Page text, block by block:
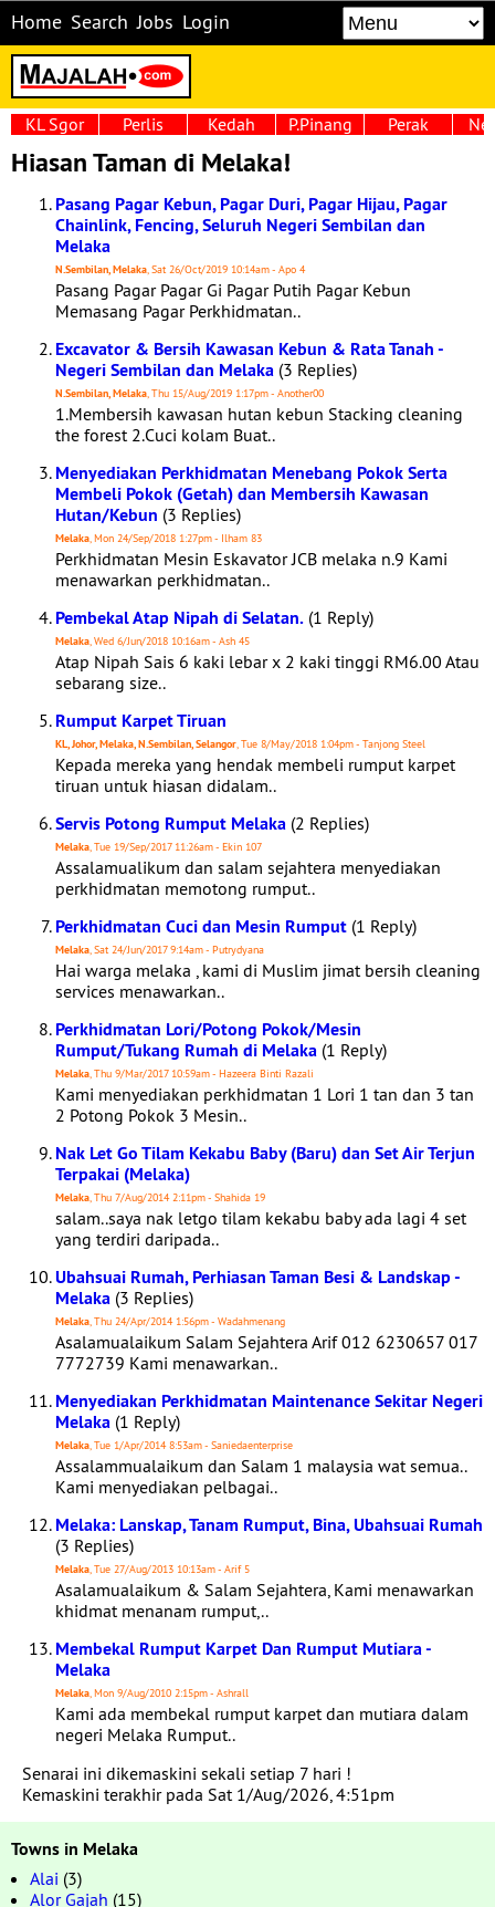
Home Search Jobs Login
KL Sgor Perlis Kedah P.Pinang Perak
Hiasan Taman di Melaka!
Pasang Pagar Kebun, Pagar Duri, Pagar Hijau, Pagar
Chainlink, Fencing, Seluruh Negeri Sembilan dan
Melaka
N.Sembilan, Melaka, Sat 26/Oct/2019 10:14am - Apo 4
Pasang Pagar Pagar Gi Pagar Putih Pagar Kebun
Memasang Pagar Perkhidmatan..
Excavator & Bersih Kawasan Kebun & Rata Tanah -
Negeri Sembilan dan Melaka (3 Replies)
N.Sembilan, Melaka, Thu 15/Aug/2019 1:17pm - Another00
1.Membersih kawasan hutan kebun Stacking cleaning
the forest 2.Cuci kolam Buat..
Menyediakan Perkhidmatan Menebang Pokok Serta
Membeli Pokok (Getah) dan Membersih Kawasan
Hutan/Kebun (3 Replies)
Melaka, Mon 24/Sep/2018 1:27pm - Ilham 83
Perkhidmatan Mesin Eskavator JCB melaka n.9 Kami
menawarkan perkhidmatan..
Pembekal Atap Nipah di Selatan. (1 Reply)
Melaka, Wed 6/Jun/2018 10:16am - Ash 45
Atap Nipah Sais 6 kaki lebar x 2 kaki tinggi RM6.00 Atau
sebarang size..
Rumput Karpet Tiruan
KL, Johor, Melaka, N.Sembilan, Selangor, Tue 8/May/2018 1:04pm - Tanjong Steel
Kepada mereka yang hendak membeli rumput karpet
tiruan untuk hiasan didalam..
Servis Potong Rumput Melaka (2 Replies)
Melaka, Tue 19/Sep/2017 11:26am - Ekin 107
Assalamualikum dan salam sejahtera menyediakan
perkhidmatan memotong rumput..
Perkhidmatan Cuci dan Mesin Rumput (1 Reply)
Melaka, Sat 24/Jun/2017 9:14am - Putrydyana
Hai warga melaka , kami di Muslim jimat bersih cleaning
services menawarkan..
Perkhidmatan Lori/Potong Pokok/Mesin
Rumput/Tukang Rumah di Melaka (1 Reply)
Melaka, Thu 9/Mar/2017 10:59am - Hazeera Binti Razali
Kami menyediakan perkhidmatan 1 Lori 1 tan dan 3 tan
2 Potong Pokok 3 Mesin..
Nak Let Go Tilam Kekabu Baby (Baru) dan Set Air Terjun
Terpakai (Melaka)
Melaka, Thu 7/Aug/2014 2:11pm - Shahida 19
salam..saya nak letgo tilam kekabu baby ada lagi 4 set
yang terdiri daripada..
Ubahsuai Rumah, Perhiasan Taman Besi & Landskap -
Melaka (3 Replies)
Melaka, Thu 24/Apr/2014 1:56pm - Wadahmenang
Asalamualaikum Salam Sejahtera Arif 012 6230657 017
7772739 Kami menawarkan..
Menyediakan Perkhidmatan Maintenance Sekitar Negeri
Melaka (1 Reply)
Melaka, Tue 1/Apr/2014 8:53am - Saniedaenterprise
Assalammualaikum dan Salam 1 malaysia wat semua..
Kami menyediakan pelbagai..
Melaka: Lanskap, Tanam Rumput, Bina, Ubahsuai Rumah
(3 Replies)
Melaka, Tue 27/Aug/2013 10:13am - Arif 5
Asalamualaikum & Salam Sejahtera, Kami menawarkan
khidmat menanam rumput,..
Membekal Rumput Karpet Dan Rumput Mutiara -
Melaka
Melaka, Mon 9/Aug/2010 2:15pm - Ashrall
Kami ada membekal rumput karpet dan mutiara dalam
negeri Melaka Rumput..
Senarai ini dikemaskini sekali setiap 7 hari !
Kemaskini terakhir pada Sat 1/Aug/2026, 4:51pm
Towns in Melaka
Alai (3)
Alor Gajah (15)